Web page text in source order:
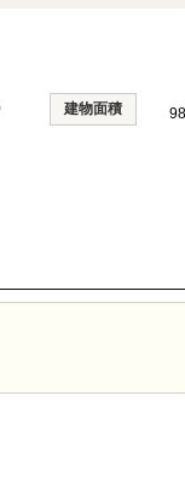
建物面積